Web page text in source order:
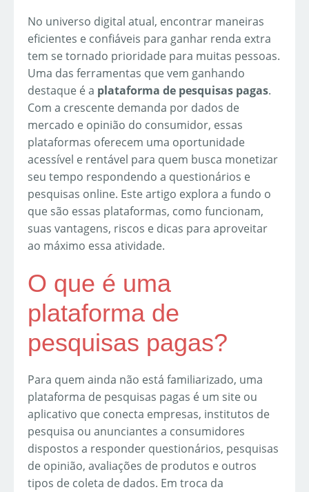
No universo digital atual, encontrar maneiras
eficientes e confiáveis para ganhar renda extra
tem se tornado prioridade para muitas pessoas.
Uma das ferramentas que vem ganhando
destaque é a plataforma de pesquisas pagas.
Com a crescente demanda por dados de
mercado e opinião do consumidor, essas
plataformas oferecem uma oportunidade
acessível e rentável para quem busca monetizar
seu tempo respondendo a questionários e
pesquisas online. Este artigo explora a fundo o
que são essas plataformas, como funcionam,
suas vantagens, riscos e dicas para aproveitar
ao máximo essa atividade.
O que é uma
plataforma de
pesquisas pagas?
Para quem ainda não está familiarizado, uma
plataforma de pesquisas pagas é um site ou
aplicativo que conecta empresas, institutos de
pesquisa ou anunciantes a consumidores
dispostos a responder questionários, pesquisas
de opinião, avaliações de produtos e outros
tipos de coleta de dados. Em troca da